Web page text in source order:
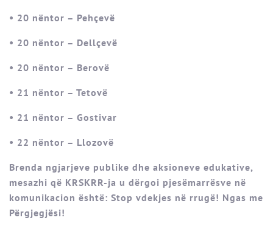
• 20 nëntor – Pehçevë
• 20 nëntor – Dellçevë
• 20 nëntor – Berovë
• 21 nëntor – Tetovë
• 21 nëntor – Gostivar
• 22 nëntor – Llozovë
Brenda ngjarjeve publike dhe aksioneve edukative,
mesazhi që KRSKRR-ja u dërgoi pjesëmarrësve në
komunikacion është: Stop vdekjes në rrugë! Ngas me
Përgjegjësi!